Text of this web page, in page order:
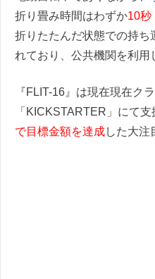
折り畳み時間はわずか10秒
折りたたんだ状態での持ち
れており、公共機関を利用
『FLIT-16』は現在現在ク
「KICKSTARTER」にて支
で目標金額を達成した大注